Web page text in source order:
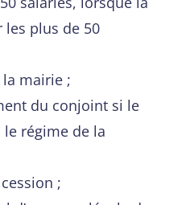
les plus de 50
la mairie ;
du conjoint si le
régime de la
;